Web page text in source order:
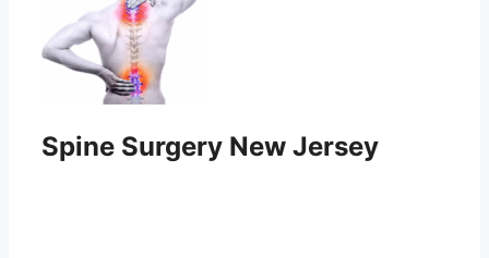
Spine Surgery New Jersey